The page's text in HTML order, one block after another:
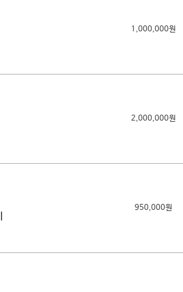
1,000,000원
2,000,000원
950,000원